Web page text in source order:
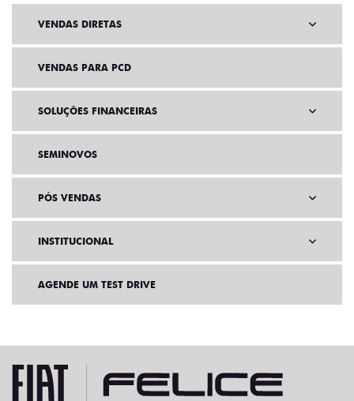
VENDAS DIRETAS
VENDAS PARA PCD
SOLUÇÕES FINANCEIRAS
SEMINOVOS
PÓS VENDAS
INSTITUCIONAL
AGENDE UM TEST DRIVE